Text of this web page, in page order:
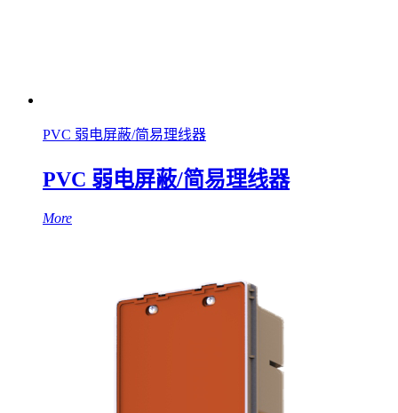
PVC 弱电屏蔽/简易理线器
PVC 弱电屏蔽/简易理线器
More